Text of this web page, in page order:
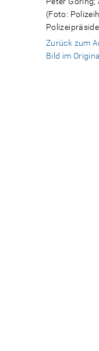
(Foto:
Zurück zum
Bild im